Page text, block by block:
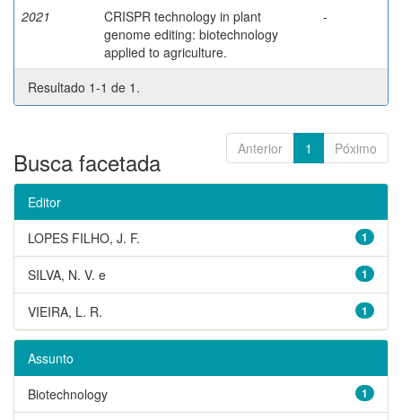
2021
CRISPR technology in plant
genome editing: biotechnology
applied to agriculture.
-
Resultado 1-1 de 1.
Anterior 1 Póximo
Busca facetada
Editor
1
LOPES FILHO, J. F.
1
SILVA, N. V. e
1
VIEIRA, L. R.
Assunto
1
Biotechnology